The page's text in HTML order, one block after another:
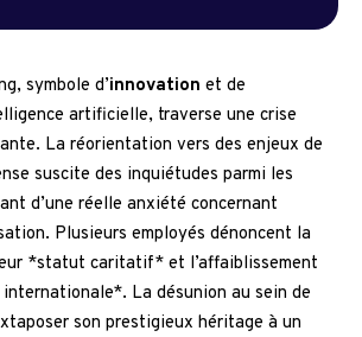
symbole d’innovation et de
artificielle, traverse une crise
La réorientation vers des enjeux de
suscite des inquiétudes parmi les
d’une réelle anxiété concernant
Plusieurs employés dénoncent la
*statut caritatif* et l’affaiblissement
La désunion au sein de
son prestigieux héritage à un